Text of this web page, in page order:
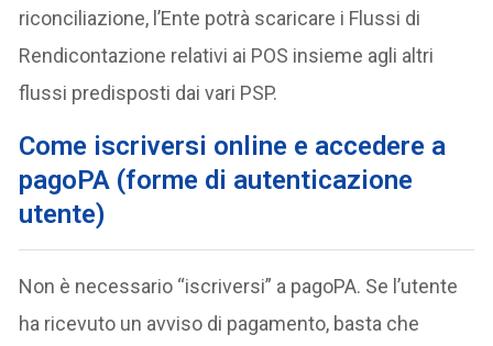
riconciliazione, l’Ente potrà scaricare i Flussi di
Rendicontazione relativi ai POS insieme agli altri
flussi predisposti dai vari PSP.
Come iscriversi online e accedere a
pagoPA (forme di autenticazione
utente)
Non è necessario “iscriversi” a pagoPA. Se l’utente
ha ricevuto un avviso di pagamento, basta che